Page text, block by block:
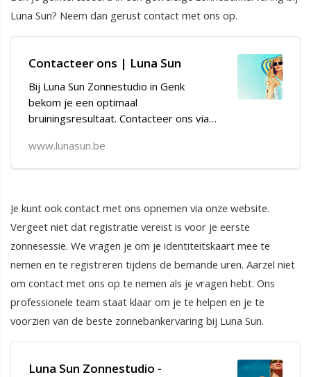
Luna Sun? Neem dan gerust contact met ons op.
Contacteer ons | Luna Sun
Bij Luna Sun Zonnestudio in Genk
bekom je een optimaal
bruiningsresultaat. Contacteer ons via
www.lunasun.be
Je kunt ook contact met ons opnemen via onze website.
Vergeet niet dat registratie vereist is voor je eerste
zonnesessie. We vragen je om je identiteitskaart mee te
nemen en te registreren tijdens de bemande uren. Aarzel niet
om contact met ons op te nemen als je vragen hebt. Ons
professionele team staat klaar om je te helpen en je te
voorzien van de beste zonnebankervaring bij Luna Sun.
Luna Sun Zonnestudio -